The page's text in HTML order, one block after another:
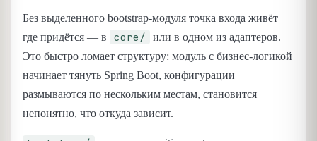
Без выделенного bootstrap-модуля точка входа живёт
где придётся — в
core/
или в одном из адаптеров.
Это быстро ломает структуру: модуль с бизнес-логикой
начинает тянуть Spring Boot, конфигурации
размываются по нескольким местам, становится
непонятно, что откуда зависит.